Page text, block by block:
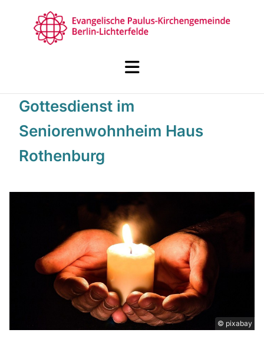
Gottesdienst im
Seniorenwohnheim Haus
Rothenburg
© pixabay